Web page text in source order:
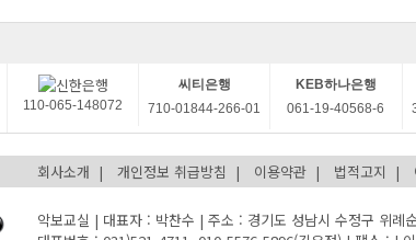
110-065-148072
씨티은행
710-01844-266-01
KEB하나은행
061-19-40568-6
회사소개 개인정보 취급방침 이용약관 법적고지
악보교실 | 대표자 : 박찬수 | 주소 : 경기도 성남시 수정구 위례